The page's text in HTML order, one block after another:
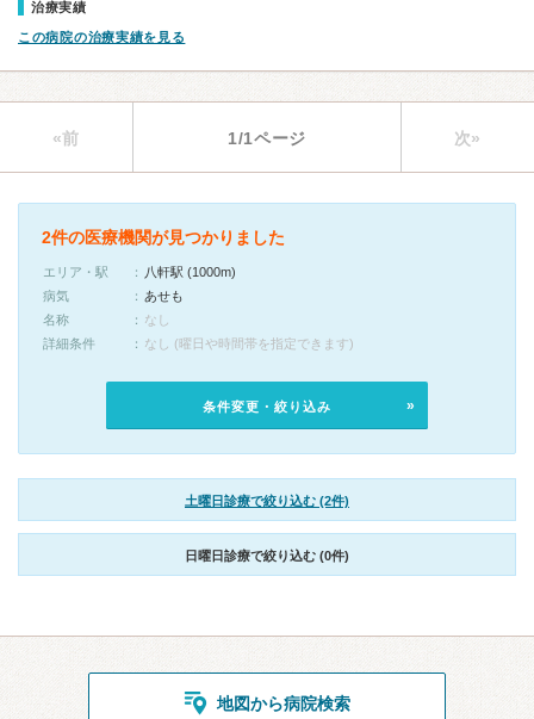
治療実績
この病院の治療実績を見る
«前 1/1ページ 次»
2件の医療機関が見つかりました
エリア・駅
八軒駅 (1000m)
病気
あせも
名称
なし
詳細条件
なし (曜日や時間帯を指定できます)
条件変更・絞り込み
土曜日診療で絞り込む (2件)
日曜日診療で絞り込む (0件)
地図から病院検索